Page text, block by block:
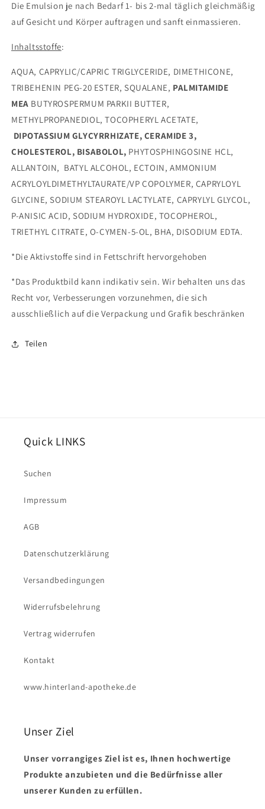
Die Emulsion je nach Bedarf 1- bis 2-mal täglich gleichmäßig
auf Gesicht und Körper auftragen und sanft einmassieren.
Inhaltsstoffe:
AQUA, CAPRYLIC/CAPRIC TRIGLYCERIDE, DIMETHICONE,
TRIBEHENIN PEG-20 ESTER, SQUALANE, PALMITAMIDE
MEA BUTYROSPERMUM PARKII BUTTER,
METHYLPROPANEDIOL, TOCOPHERYL ACETATE,
DIPOTASSIUM GLYCYRRHIZATE, CERAMIDE 3,
CHOLESTEROL, BISABOLOL, PHYTOSPHINGOSINE HCL,
ALLANTOIN, BATYL ALCOHOL, ECTOIN, AMMONIUM
ACRYLOYLDIMETHYLTAURATE/VP COPOLYMER, CAPRYLOYL
GLYCINE, SODIUM STEAROYL LACTYLATE, CAPRYLYL GLYCOL,
P-ANISIC ACID, SODIUM HYDROXIDE, TOCOPHEROL,
TRIETHYL CITRATE, O-CYMEN-5-OL, BHA, DISODIUM EDTA.
*Die Aktivstoffe sind in Fettschrift hervorgehoben
*Das Produktbild kann indikativ sein. Wir behalten uns das
Recht vor, Verbesserungen vorzunehmen, die sich
ausschließlich auf die Verpackung und Grafik beschränken
Teilen
Quick LINKS
Suchen
Impressum
AGB
Datenschutzerklärung
Versandbedingungen
Widerrufsbelehrung
Vertrag widerrufen
Kontakt
www.hinterland-apotheke.de
Unser Ziel
Unser vorrangiges Ziel ist es, Ihnen hochwertige
Produkte anzubieten und die Bedürfnisse aller
unserer Kunden zu erfüllen.